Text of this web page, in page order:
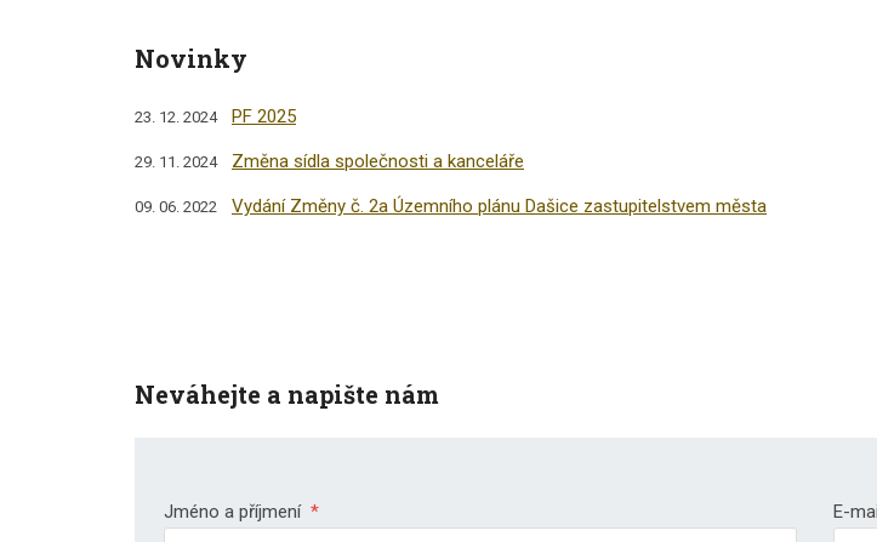
Novinky
23. 12. 2024 PF 2025
29. 11. 2024 Změna sídla společnosti a kanceláře
09. 06. 2022 Vydání Změny č. 2a Územního plánu Dašice zastupitelstvem města
Neváhejte a napište nám
Jméno a příjmení * E-mail